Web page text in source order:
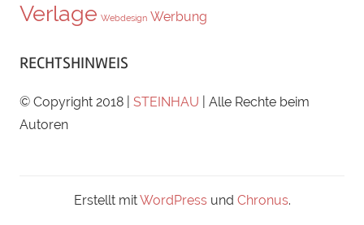
Verlage Webdesign Werbung
RECHTSHINWEIS
© Copyright 2018 | STEINHAU | Alle Rechte beim
Autoren
Erstellt mitWordPressund Chronus.